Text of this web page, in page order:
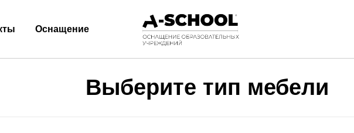
Оснащение
Выберите тип мебели